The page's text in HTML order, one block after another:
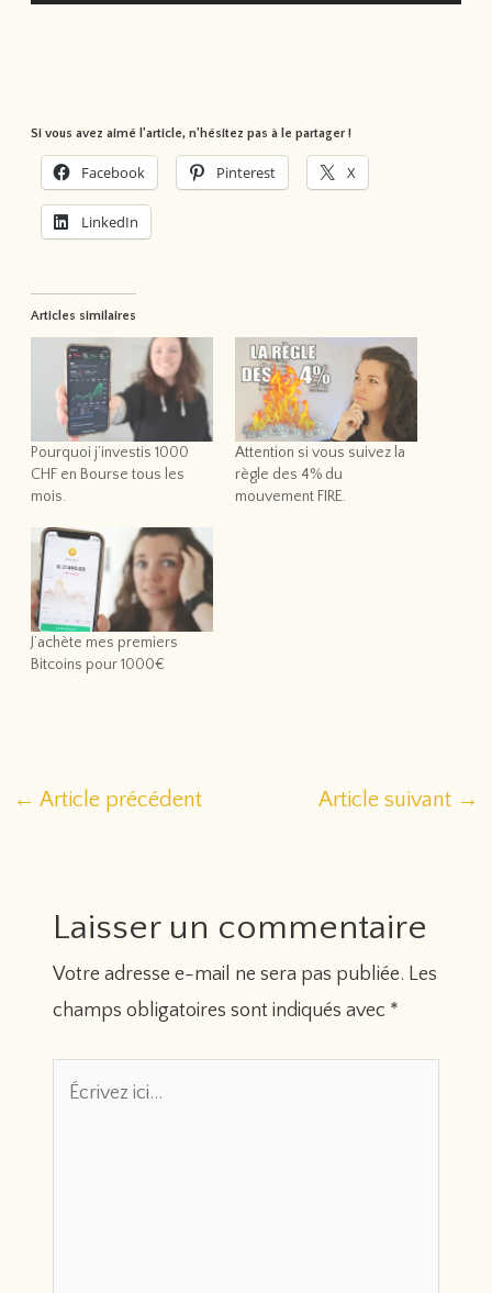
Si vous avez aimé l'article, n'hésitez pas à le partager !
Facebook Pinterest X
LinkedIn
Articles similaires
Pourquoi j’investis 1000
CHF en Bourse tous les
mois.
Attention si vous suivez la
règle des 4% du
mouvement FIRE.
J’achète mes premiers
Bitcoins pour 1000€
Navigation
← Article précédent Article suivant →
Laisser un commentaire
Votre adresse e-mail ne sera pas publiée. Les
champs obligatoires sont indiqués avec *
Écrivez